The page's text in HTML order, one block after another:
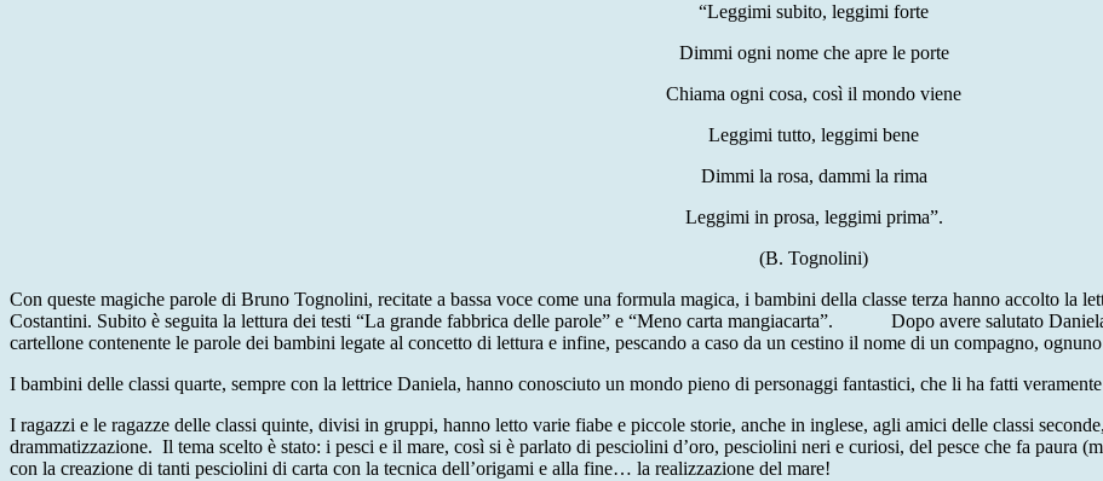
“Leggimi subito, leggimi forte
Dimmi ogni nome che apre le porte
Chiama ogni cosa, così il mondo viene
Leggimi tutto, leggimi bene
Dimmi la rosa, dammi la rima
Leggimi in prosa, leggimi prima”.
(B. Tognolini)
Con queste magiche parole di Bruno Tognolini, recitate a bassa voce come una formula magica, i bambini della classe terza hanno accolto la
Costantini. Subito è seguita la lettura dei testi “La grande fabbrica delle parole” e “Meno carta mangiacarta”. Dopo avere salutato
cartellone contenente le parole dei bambini legate al concetto di lettura e infine, pescando a caso da un cestino il nome di un compagno,
I bambini delle classi quarte, sempre con la lettrice Daniela, hanno conosciuto un mondo pieno di personaggi fantastici, che li ha fatti
I ragazzi e le ragazze delle classi quinte, divisi in gruppi, hanno letto varie fiabe e piccole storie, anche in inglese, agli amici delle classi
drammatizzazione. Il tema scelto è stato: i pesci e il mare, così si è parlato di pesciolini d’oro, pesciolini neri e curiosi, del pesce che fa paura
con la creazione di tanti pesciolini di carta con la tecnica dell’origami e alla fine… la realizzazione del mare!